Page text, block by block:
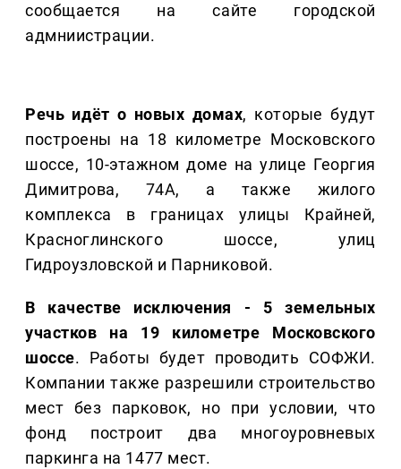
сообщается на сайте городской
адмниистрации.
Речь идёт о новых домах, которые будут
построены на 18 километре Московского
шоссе, 10-этажном доме на улице Георгия
Димитрова, 74А, а также жилого
комплекса в границах улицы Крайней,
Красноглинского шоссе, улиц
Гидроузловской и Парниковой.
В качестве исключения - 5 земельных
участков на 19 километре Московского
шоссе. Работы будет проводить СОФЖИ.
Компании также разрешили строительство
мест без парковок, но при условии, что
фонд построит два многоуровневых
паркинга на 1477 мест.